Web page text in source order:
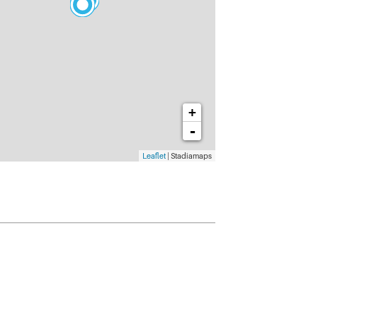
+
-
Leaflet | Stadiamaps